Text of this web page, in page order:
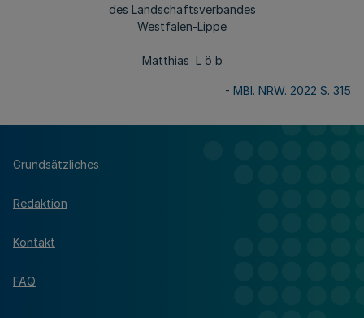
des Landschaftsverbandes
Westfalen-Lippe
Matthias L ö b
- MBl. NRW. 2022 S. 315
Grundsätzliches
Redaktion
Kontakt
FAQ